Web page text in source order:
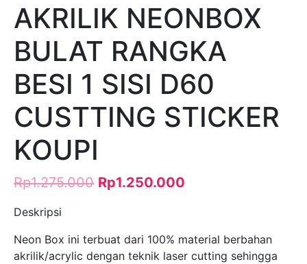
AKRILIK NEONBOX
BULAT RANGKA
BESI 1 SISI D60
CUSTTING STICKER
KOUPI
Rp1.275.000 Rp1.250.000
Deskripsi
Neon Box ini terbuat dari 100% material berbahan
akrilik/acrylic dengan teknik laser cutting sehingga